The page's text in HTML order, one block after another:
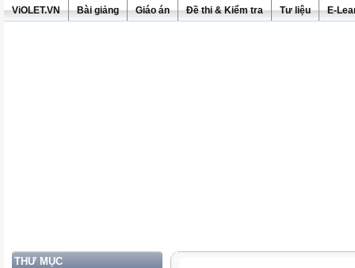
ViOLET.VN Bài giảng Giáo án Đề thi & Kiểm tra Tư liệu E-
THƯ MỤC